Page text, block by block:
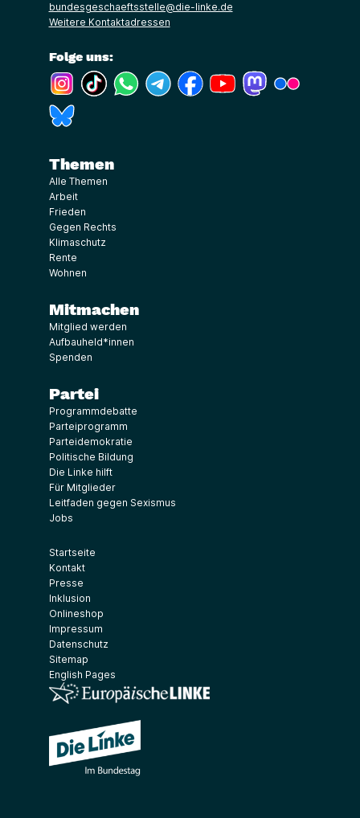
bundesgeschaeftsstelle@die-linke.de
Weitere Kontaktadressen
Folge uns:
(Link öffnet ein neues Fenster)
(Link öffnet ein neues Fenster)
(Link öffnet ein neues Fenster)
(Link öffnet ein neues Fenster)
(Link öffnet ein neues Fenster)
(Link öffnet ein neues
(Link öffnet ein
Themen
Alle Themen
Arbeit
Frieden
Gegen Rechts
Klimaschutz
Rente
Wohnen
Mitmachen
Mitglied werden
Aufbauheld*innen
Spenden
Partei
Programmdebatte
Parteiprogramm
Parteidemokratie
Politische Bildung
Die Linke hilft
Für Mitglieder
Leitfaden gegen Sexismus
Jobs
Startseite
Kontakt
Presse
Inklusion
Onlineshop
Impressum
Datenschutz
Sitemap
English Pages
(Link öffnet ein neues Fenster)